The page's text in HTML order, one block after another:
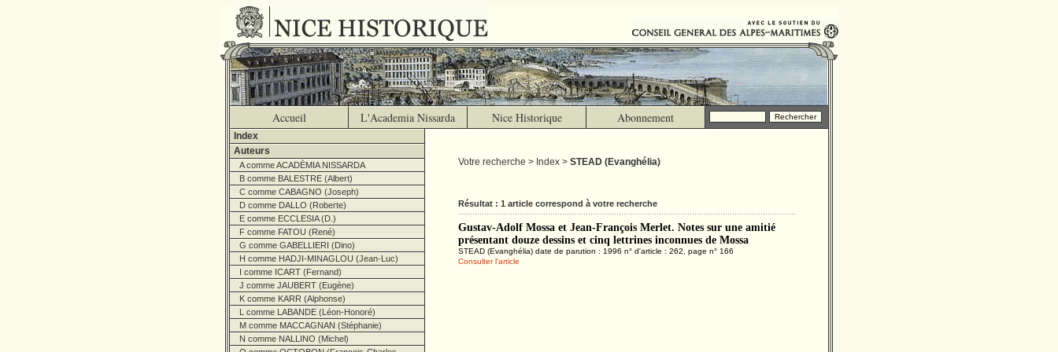
Accueil L'Academia Nissarda Nice Historique Abonnement
Index
Auteurs
A comme ACADÈMIA NISSARDA
B comme BALESTRE (Albert)
C comme CABAGNO (Joseph)
D comme DALLO (Roberte)
E comme ECCLESIA (D.)
F comme FATOU (René)
G comme GABELLIERI (Dino)
H comme HADJI-MINAGLOU (Jean-Luc)
I comme ICART (Fernand)
J comme JAUBERT (Eugène)
K comme KARR (Alphonse)
L comme LABANDE (Léon-Honoré)
M comme MACCAGNAN (Stéphanie)
N comme NALLINO (Michel)
Votre recherche > Index > STEAD (Evanghélia)
Résultat : 1 article correspond à votre recherche
Gustav-Adolf Mossa et Jean-François Merlet. Notes sur une amitié
présentant douze dessins et cinq lettrines inconnues de Mossa
STEAD (Evanghélia) date de parution : 1996 n° d'article : 262, page n° 166
Consulter l'article